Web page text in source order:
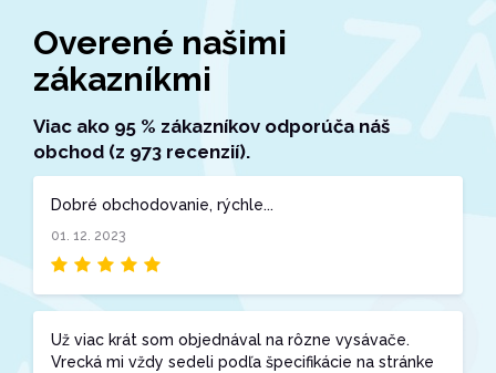
Overené našimi
zákazníkmi
Viac ako 95 % zákazníkov odporúča náš
obchod (z 973 recenzií).
Dobré obchodovanie, rýchle...
01. 12. 2023
Už viac krát som objednával na rôzne vysávače.
Vrecká mi vždy sedeli podľa špecifikácie na stránke